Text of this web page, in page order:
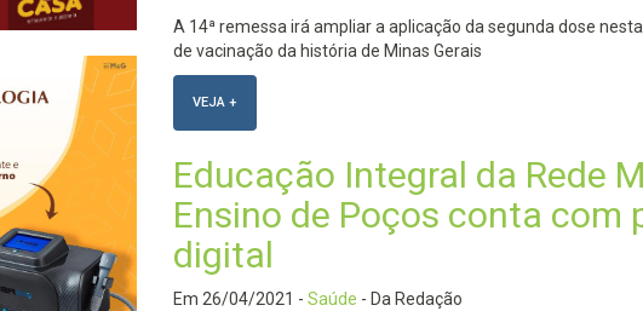
A 14ª remessa irá ampliar a aplicação da segunda dose
de vacinação da história de Minas Gerais
VEJA +
Educação Integral da Rede
Ensino de Poços conta com
digital
Em 26/04/2021 - Saúde - Da Redação